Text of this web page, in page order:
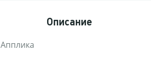
Апплика
Описание